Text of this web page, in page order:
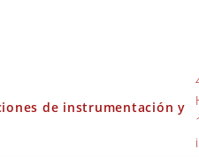
de instrumentación y